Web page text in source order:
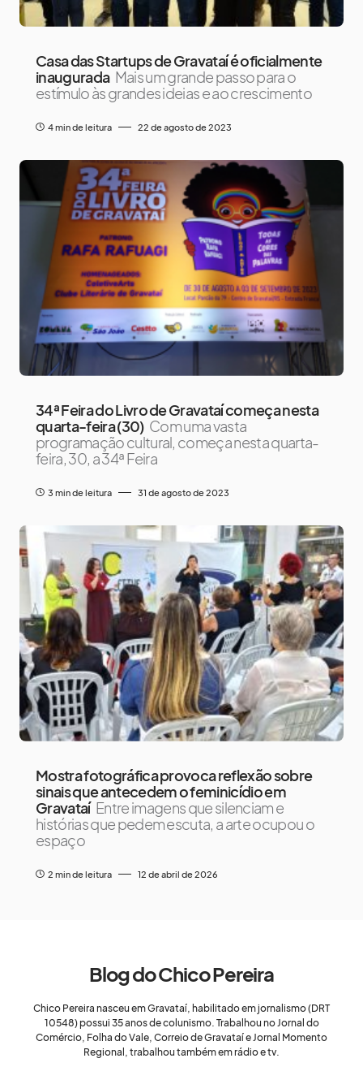
Casa das Startups de Gravataí é oficialmente
inaugurada Mais um grande passo para o
estímulo às grandes ideias e ao crescimento
4 min de leitura 22 de agosto de 2023
34ª Feira do Livro de Gravataí começa nesta
quarta-feira (30) Com uma vasta
programação cultural, começa nesta quarta-
feira, 30, a 34ª Feira
3 min de leitura 31 de agosto de 2023
Mostra fotográfica provoca reflexão sobre
sinais que antecedem o feminicídio em
Gravataí Entre imagens que silenciam e
histórias que pedem escuta, a arte ocupou o
espaço
2 min de leitura 12 de abril de 2026
Blog do Chico Pereira
Chico Pereira nasceu em Gravataí, habilitado em jornalismo (DRT
10548) possui 35 anos de colunismo. Trabalhou no Jornal do
Comércio, Folha do Vale, Correio de Gravataí e Jornal Momento
Regional, trabalhou também em rádio e tv.